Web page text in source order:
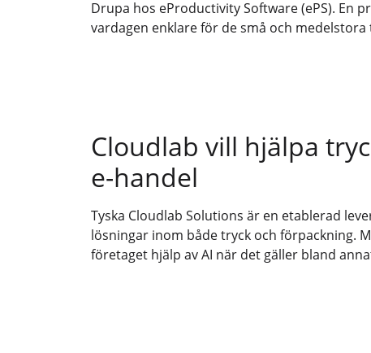
Drupa hos eProductivity Software (ePS). En
vardagen enklare för de små och
Cloudlab vill hjälpa
e-handel
Tyska Cloudlab Solutions är en etablerad
lösningar inom både tryck och förpackning.
företaget hjälp av AI när det gäller bland